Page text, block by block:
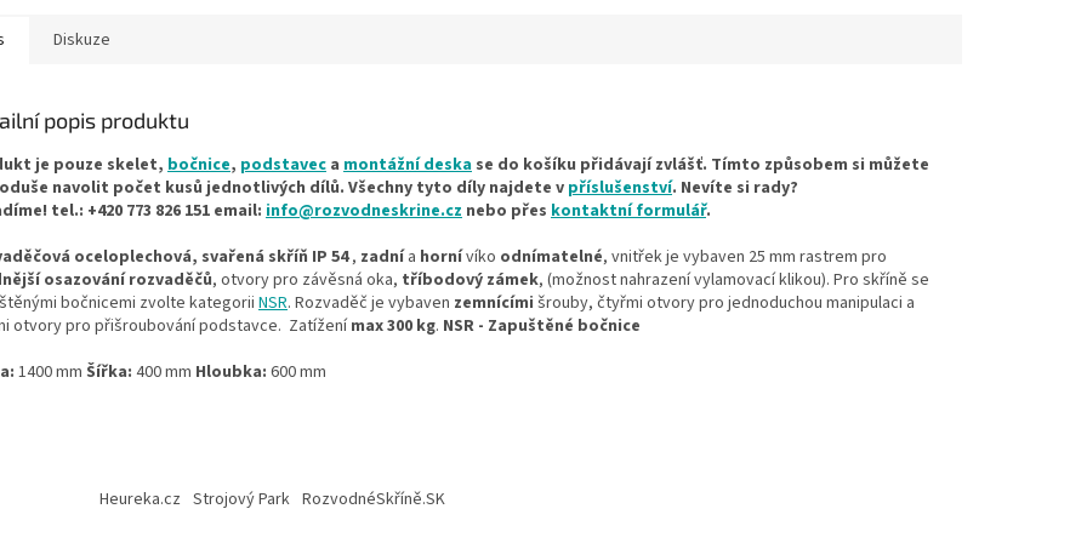
Diskuze
popis produktu
je pouze skelet, bočnice, podstavec a montážní deska se do košíku přidávají zvlášť. Tímto způsobem si můžete
navolit počet kusů jednotlivých dílů. Všechny tyto díly najdete v příslušenství. Nevíte si rady?
tel.: +420 773 826 151 email: info@rozvodneskrine.cz nebo přes kontaktní formulář.
oceloplechová, svařená skříň IP 54, zadnía hornívíko odnímatelné, vnitřek je vybaven 25 mm rastrem pro
osazování rozvaděčů, otvory pro závěsná oka, tříbodový zámek, (možnost nahrazení vylamovací klikou). Pro skříně se
bočnicemi zvolte kategorii NSR. Rozvaděč je vybaven zemnícími šrouby, čtyřmi otvory pro jednoduchou manipulaci a
otvory pro přišroubování podstavce. Zatíženímax 300 kg. NSR - Zapuštěné bočnice
1400 mm Šířka: 400 mm Hloubka: 600 mm
Heureka.cz Strojový Park RozvodnéSkříně.SK